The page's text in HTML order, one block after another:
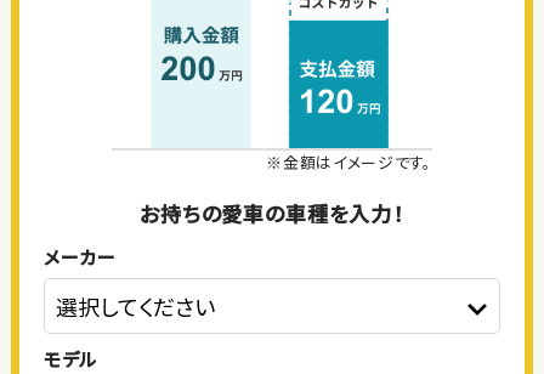
※金額はイメージです。
お持ちの愛車の車種を入力！
メーカー
モデル